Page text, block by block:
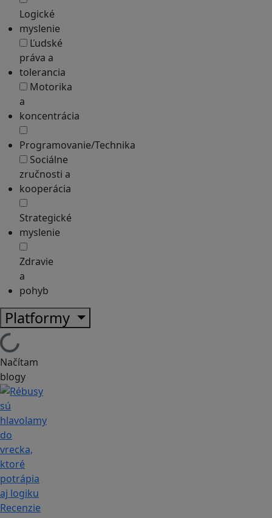
Logické
myslenie
Ľudské
práva a
tolerancia
Motorika
a
koncentrácia
Programovanie/Technika
Sociálne
zručnosti a
kooperácia
Strategické
myslenie
Zdravie
a
pohyb
Platformy
Načítam
blogy
Recenzie